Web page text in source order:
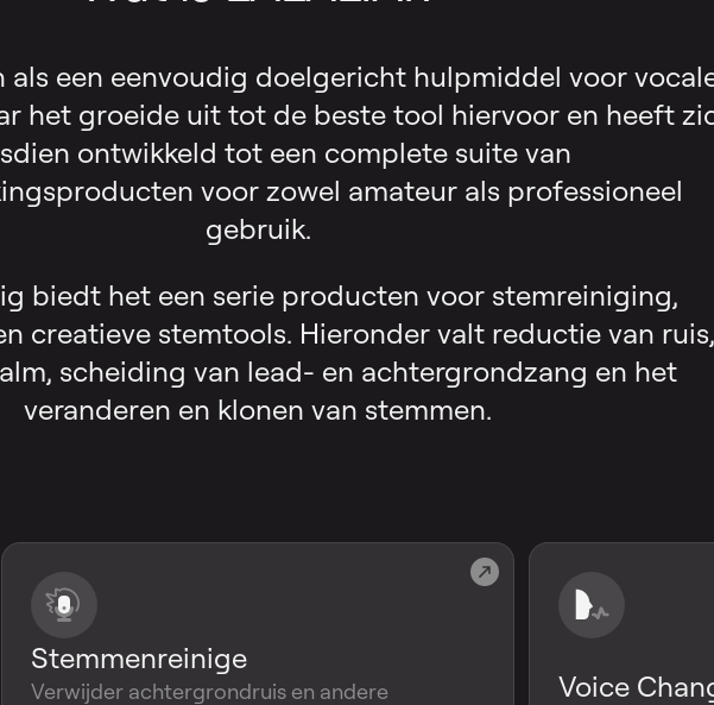
als een eenvoudig doelgericht hulpmiddel voor
het groeide uit tot de beste tool hiervoor en heeft
ontwikkeld tot een complete suite van
voor zowel amateur als professioneel
gebruik.
biedt het een serie producten voor stemreiniging,
creatieve stemtools. Hieronder valt reductie van ruis,
scheiding van lead- en achtergrondzang en het
veranderen en klonen van stemmen.
Stemmenreinige
Verwijder achtergrondruis en andere
Voice